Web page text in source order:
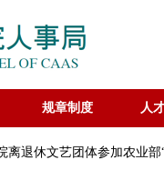
规章制度 人
离退休文艺团体参加农业